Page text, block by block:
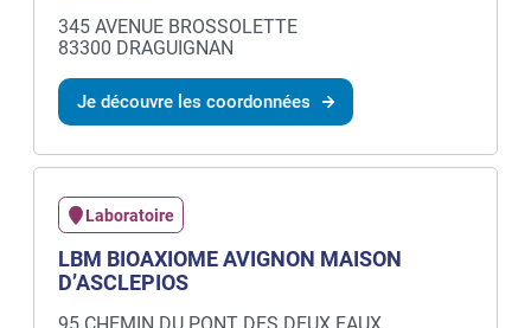
345 AVENUE BROSSOLETTE
83300 DRAGUIGNAN
Je découvre les coordonnées
Laboratoire
LBM BIOAXIOME AVIGNON MAISON
D’ASCLEPIOS